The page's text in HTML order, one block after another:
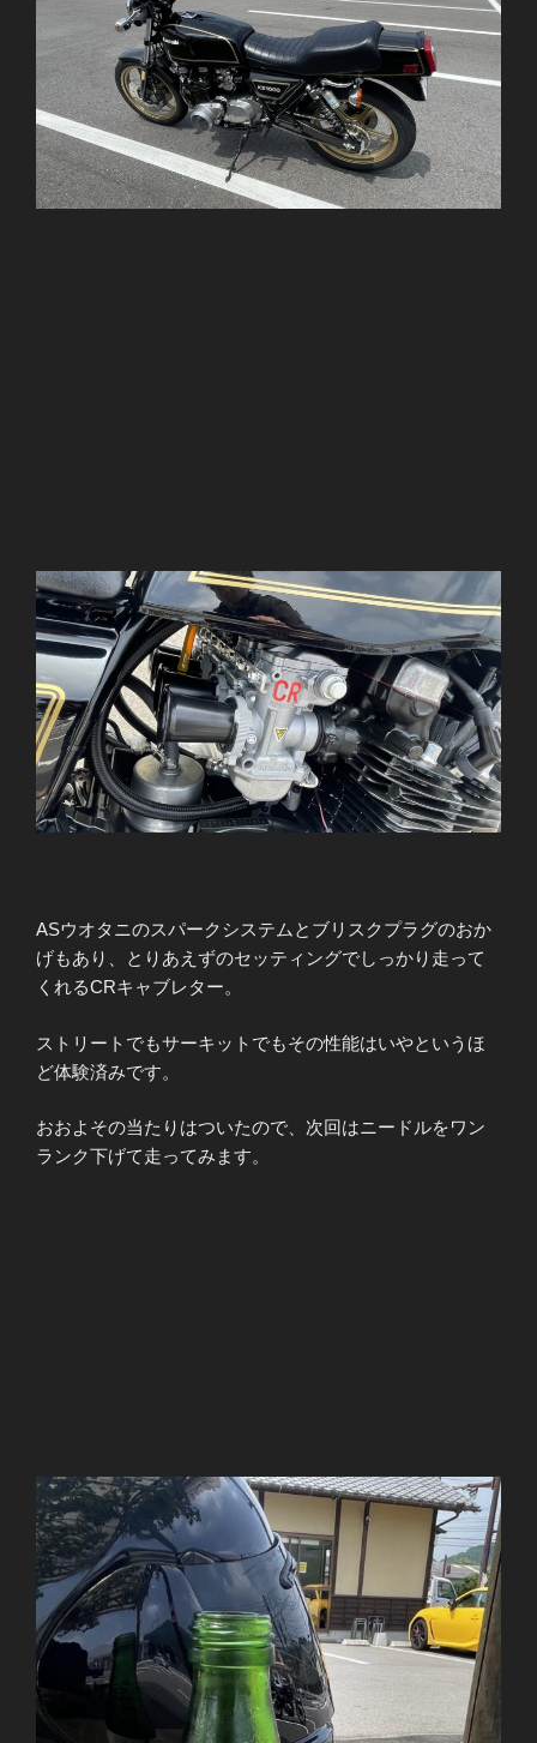
ASウオタニのスパークシステムとブリスクプラグのおか
げもあり、とりあえずのセッティングでしっかり走って
くれるCRキャブレター。
ストリートでもサーキットでもその性能はいやというほ
ど体験済みです。
おおよその当たりはついたので、次回はニードルをワン
ランク下げて走ってみます。